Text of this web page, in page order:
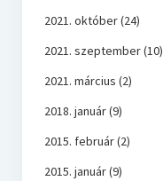
2021. október(24)
2021. szeptember(10)
2021. március (2)
2018. január(9)
2015. február(2)
2015. január(9)